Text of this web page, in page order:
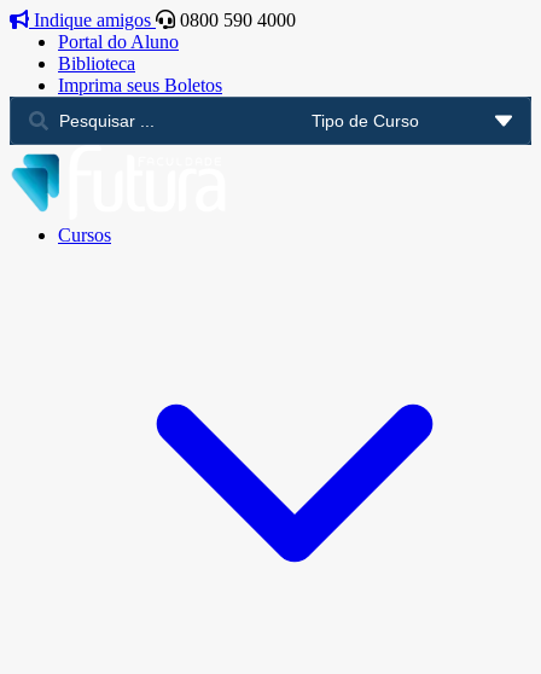
Indique amigos
0800 590 4000
Portal do Aluno
Biblioteca
Imprima seus Boletos
Cursos